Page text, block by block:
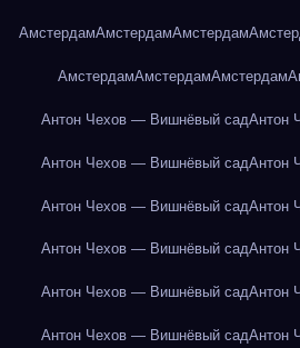
АмстердамАмстердамАмстердам
АмстердамАмстердамАмстердам
Антон Чехов — Вишнёвый садАнтон
Антон Чехов — Вишнёвый садАнтон
Антон Чехов — Вишнёвый садАнтон
Антон Чехов — Вишнёвый садАнтон
Антон Чехов — Вишнёвый садАнтон
Антон Чехов — Вишнёвый садАнтон